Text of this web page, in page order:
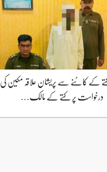
کے کاٹنے سے پریشان علاقہ مکین کی
درخواست پر کتے کے مالک…